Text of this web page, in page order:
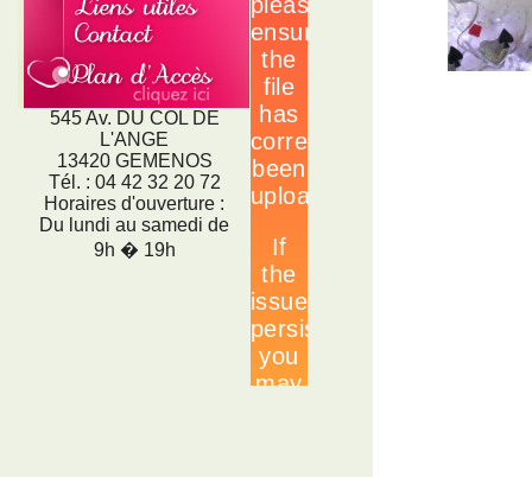
545 Av. DU COL DE
L'ANGE
13420 GEMENOS
Tél. : 04 42 32 20 72
Horaires d'ouverture :
Du lundi au samedi de
9h � 19h